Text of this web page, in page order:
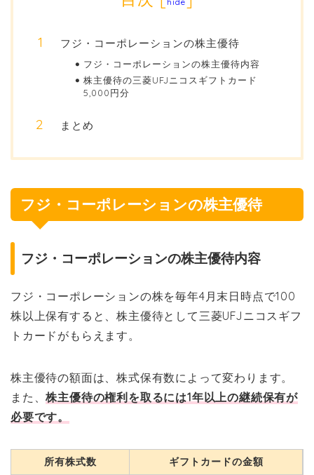
フジ・コーポレーションの株主優待
フジ・コーポレーションの株主優待内容
株主優待の三菱UFJニコスギフトカード
5,000円分
まとめ
フジ・コーポレーションの株主優待
フジ・コーポレーションの株主優待内容
フジ・コーポレーションの株を毎年4月末日時点で100
株以上保有すると、株主優待として三菱UFJニコスギフ
トカードがもらえます。
株主優待の額面は、株式保有数によって変わります。
また、株主優待の権利を取るには1年以上の継続保有が
必要です。
所有株式数 ギフトカードの金額